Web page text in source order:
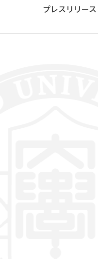
プレスリリース